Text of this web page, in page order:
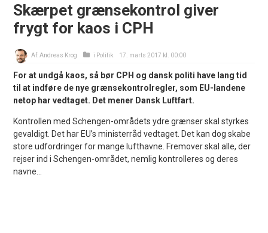
Skærpet grænsekontrol giver
frygt for kaos i CPH
Af:Andreas Krog i Politik 17. marts 2017 kl. 00:00
For at undgå kaos, så bør CPH og dansk politi have lang tid
til at indføre de nye grænsekontrolregler, som EU-landene
netop har vedtaget. Det mener Dansk Luftfart.
Kontrollen med Schengen-områdets ydre grænser skal styrkes
gevaldigt. Det har EU’s ministerråd vedtaget. Det kan dog skabe
store udfordringer for mange lufthavne. Fremover skal alle, der
rejser ind i Schengen-området, nemlig kontrolleres og deres
navne...